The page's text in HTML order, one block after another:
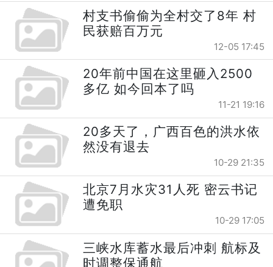
村支书偷偷为全村交了8年 村
民获赔百万元
12-05 17:45
20年前中国在这里砸入2500
多亿 如今回本了吗
11-21 19:16
20多天了，广西百色的洪水依
然没有退去
10-29 21:35
北京7月水灾31人死 密云书记
遭免职
10-29 17:05
三峡水库蓄水最后冲刺 航标及
时调整保通航